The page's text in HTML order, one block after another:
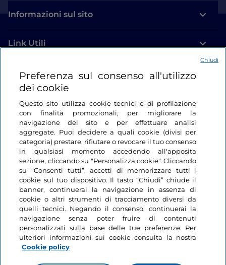
Informazioni sul sito
Link Utili
Login
Restiamo in contatto
Preferenza sul consenso all'utilizzo
dei cookie
Questo sito utilizza cookie tecnici e di profilazione
con finalità promozionali, per migliorare la
navigazione del sito e per effettuare analisi
aggregate. Puoi decidere a quali cookie (divisi per
categoria) prestare, rifiutare o revocare il tuo consenso
in qualsiasi momento accedendo all'apposita
sezione, cliccando su "Personalizza cookie". Cliccando
su “Consenti tutti”, accetti di memorizzare tutti i
cookie sul tuo dispositivo. Il tasto “Chiudi” chiude il
banner, continuerai la navigazione in assenza di
cookie o altri strumenti di tracciamento diversi da
quelli tecnici. Negando il consenso, continuerai la
navigazione senza poter fruire di contenuti
personalizzati sulla base delle tue preferenze. Per
ulteriori informazioni sui cookie consulta la nostra
Cookie policy
Chiudi